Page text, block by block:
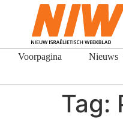
Voorpagina Nieuws
Tag: